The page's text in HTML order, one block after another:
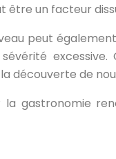
un facteur
peut
découverte de
la gastronomie